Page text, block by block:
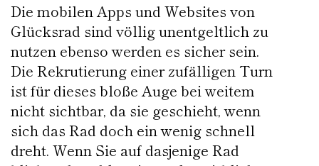
Die mobilen Apps und Websites von
Glücksrad sind völlig unentgeltlich zu
nutzen ebenso werden es sicher sein.
Die Rekrutierung einer zufälligen Turn
ist für dieses bloße Auge bei weitem
nicht sichtbar, da sie geschieht, wenn
sich das Rad doch ein wenig schnell
dreht. Wenn Sie auf dasjenige Rad